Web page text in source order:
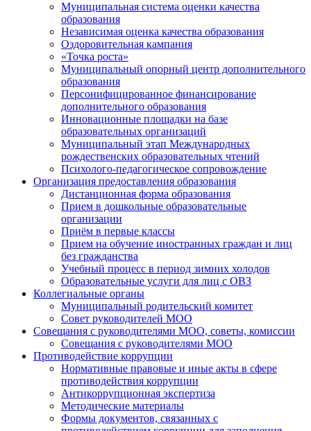
Муниципальная система оценки качества
образования
Независимая оценка качества образования
Оздоровительная кампания
«Точка роста»
Муниципальный опорный центр дополнительного
образования
Персонифицированное финансирование
дополнительного образования
Инновационные площадки на базе
образовательных организаций
Муниципальный этап Международных
рождественских образовательных чтений
Психолого-педагогическое сопровождение
Организация предоставления образования
Дистанционная форма образования
Прием в дошкольные образовательные
организации
Приём в первые классы
Прием на обучение иностранных граждан и лиц
без гражданства
Учебный процесс в период зимних холодов
Образовательные услуги для лиц с ОВЗ
Коллегиальные органы
Муниципальный родительский комитет
Совет руководителей МОО
Совещания с руководителями МОО, советы, комиссии
Совещания с руководителями МОО
Противодействие коррупции
Нормативные правовые и иные акты в сфере
противодействия коррупции
Антикоррупционная экспертиза
Методические материалы
Формы документов, связанных с